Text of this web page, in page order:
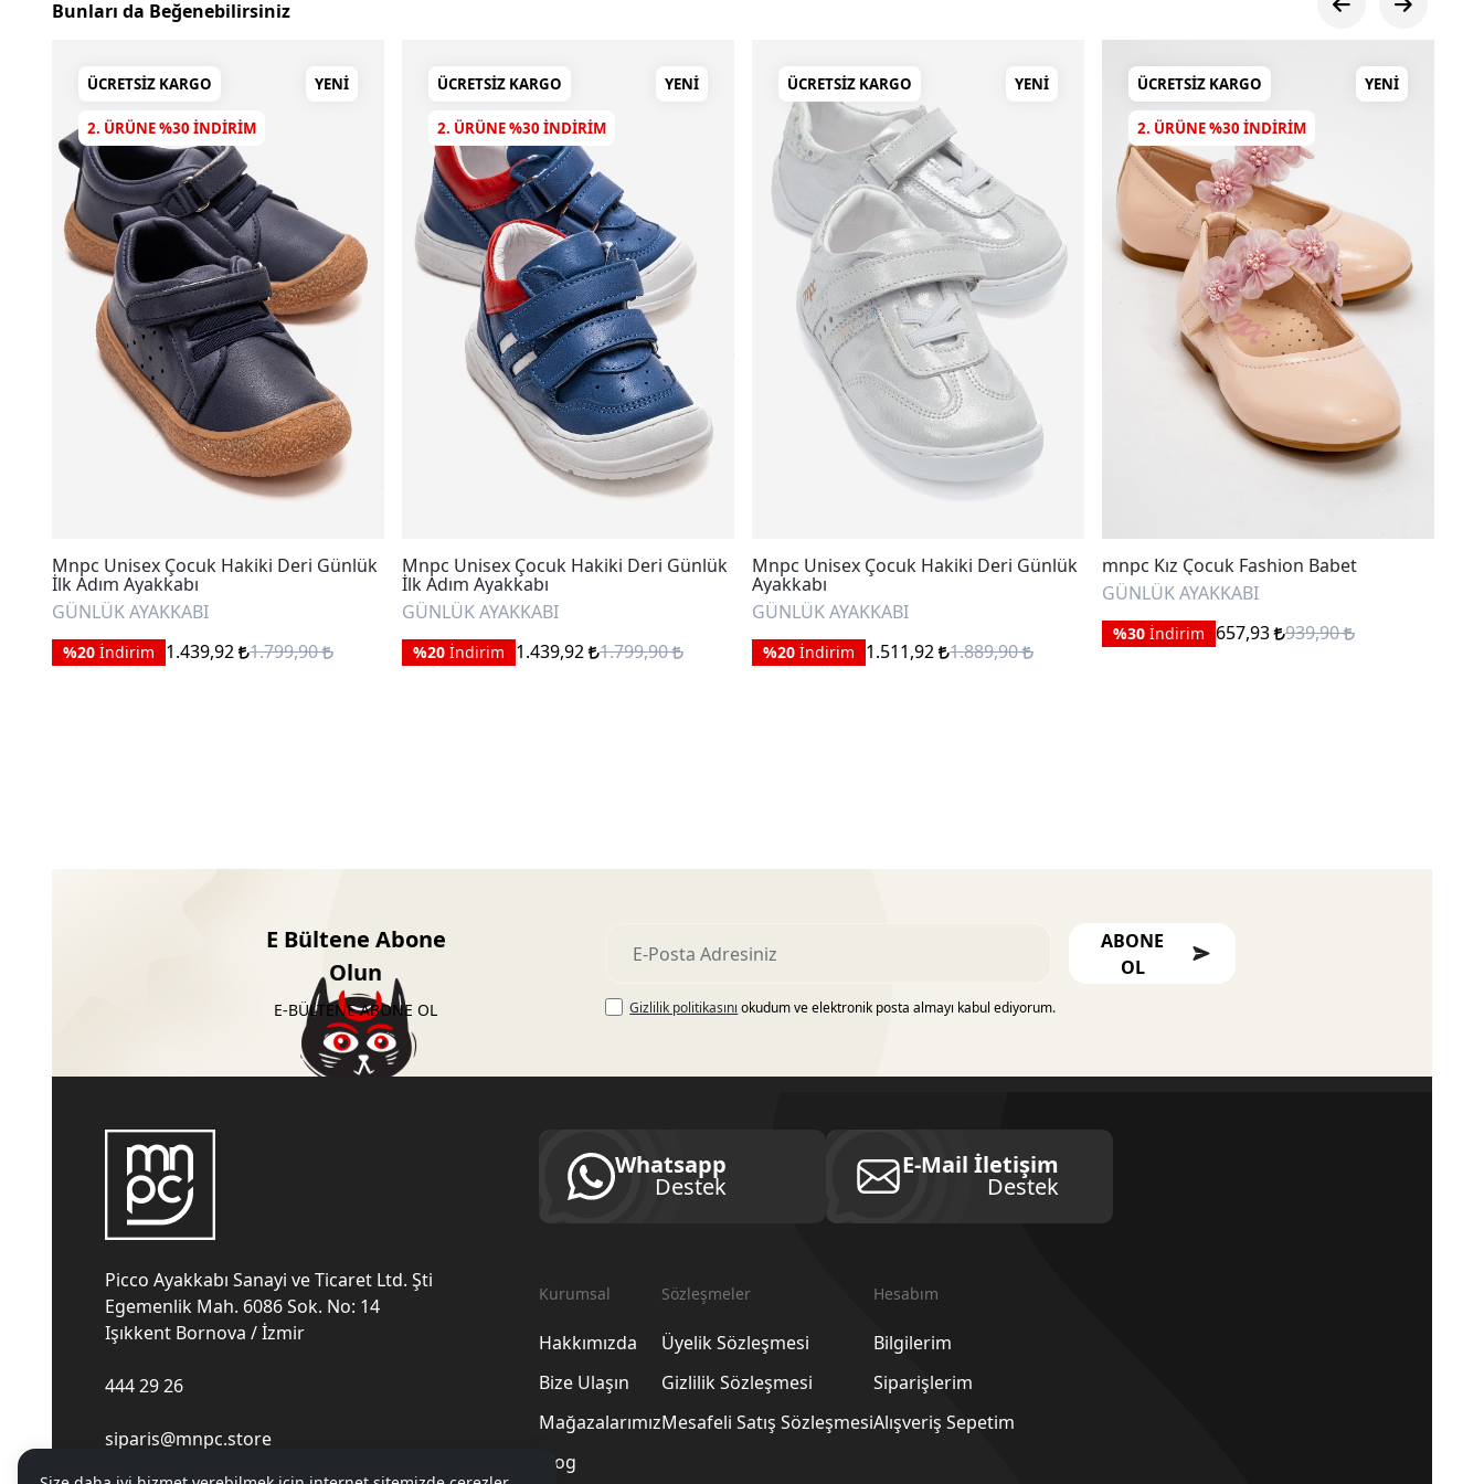
Bunları da Beğenebilirsiniz
ÜCRETSIZ KARGO YENI
2. ÜRÜNE %30 INDIRIM
Mnpc Unisex Çocuk Hakiki Deri Günlük
İlk Adım Ayakkabı
GÜNLÜK AYAKKABI
%20 İndirim 1.439,92 1.799,90
ÜCRETSIZ KARGO YENI
2. ÜRÜNE %30 INDIRIM
Mnpc Unisex Çocuk Hakiki Deri Günlük
İlk Adım Ayakkabı
GÜNLÜK AYAKKABI
%20 İndirim 1.439,92 1.799,90
ÜCRETSIZ KARGO YENI
Mnpc Unisex Çocuk Hakiki Deri Günlük
Ayakkabı
GÜNLÜK AYAKKABI
%20 İndirim 1.511,92 1.889,90
ÜCRETSIZ KARGO YENI
2. ÜRÜNE %30 INDIRIM
mnpc Kız Çocuk Fashion Babet
GÜNLÜK AYAKKABI
%30 İndirim 657,93 939,90
E Bültene Abone
Olun
E-BÜLTENE ABONE OL
ABONE
OL
Gizlilik politikasını okudum ve elektronik posta almayı kabul ediyorum.
Picco Ayakkabı Sanayi ve Ticaret Ltd. Şti
Egemenlik Mah. 6086 Sok. No: 14
Işıkkent Bornova / İzmir
444 29 26
siparis@mnpc.store
Whatsapp
Destek
E-Mail İletişim
Destek
Kurumsal
Hakkımızda
Bize Ulaşın
Mağazalarımız
Blog
Sözleşmeler
Üyelik Sözleşmesi
Gizlilik Sözleşmesi
Mesafeli Satış Sözleşmesi
Hesabım
Bilgilerim
Siparişlerim
Alışveriş Sepetim